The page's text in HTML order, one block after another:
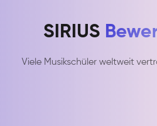
SIRIUS
Viele Musikschüler weltweit